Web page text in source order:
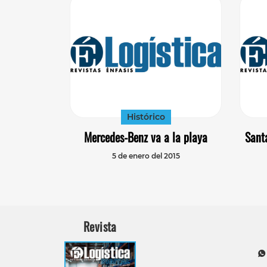
Histórico
Mercedes-Benz va a la playa
5 de enero del 2015
Revista